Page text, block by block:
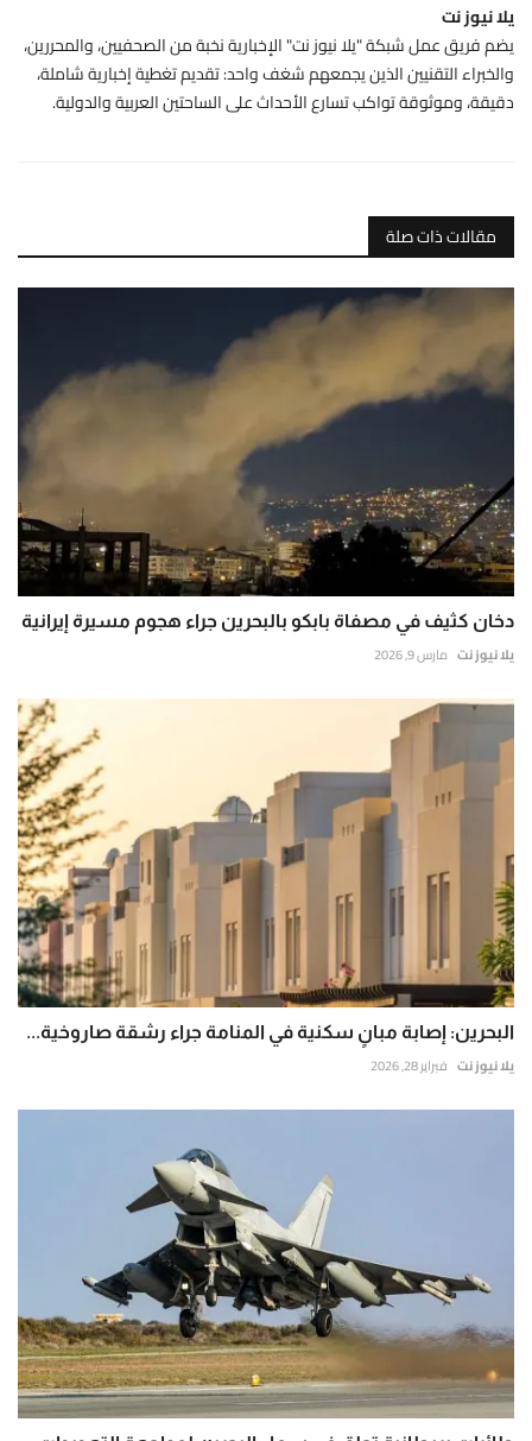
يلا نيوز نت
يضم فريق عمل شبكة "يلا نيوز نت" الإخبارية نخبة من الصحفيين، والمحررين،
والخبراء التقنيين الذين يجمعهم شغف واحد: تقديم تغطية إخبارية شاملة،
دقيقة، وموثوقة تواكب تسارع الأحداث على الساحتين العربية والدولية.
مقالات ذات صلة
دخان كثيف في مصفاة بابكو بالبحرين جراء هجوم مسيرة إيرانية
يلا نيوز نت مارس 9, 2026
البحرين: إصابة مبانٍ سكنية في المنامة جراء رشقة صاروخية...
يلا نيوز نت فبراير 28, 2026